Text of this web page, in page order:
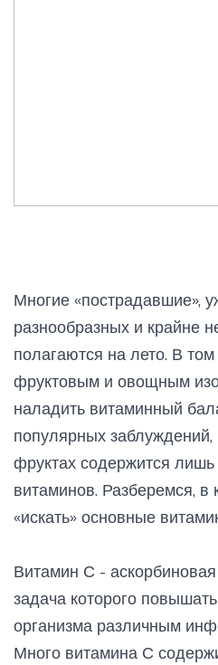
Многие «пострадавшие»,
разнообразных и крайне
полагаются на лето. В
фруктовым и овощным
наладить витаминный
популярных
фруктах содержится
витаминов. Разберемся, в
«искать» основные
Витамин С - аскорбиновая
задача которого
организма различным
Много витамина С